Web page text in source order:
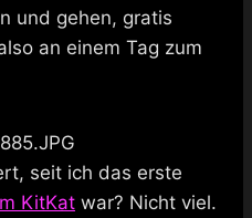
und gehen, gratis
an einem Tag zum
seit ich das erste
KitKat war? Nicht viel.